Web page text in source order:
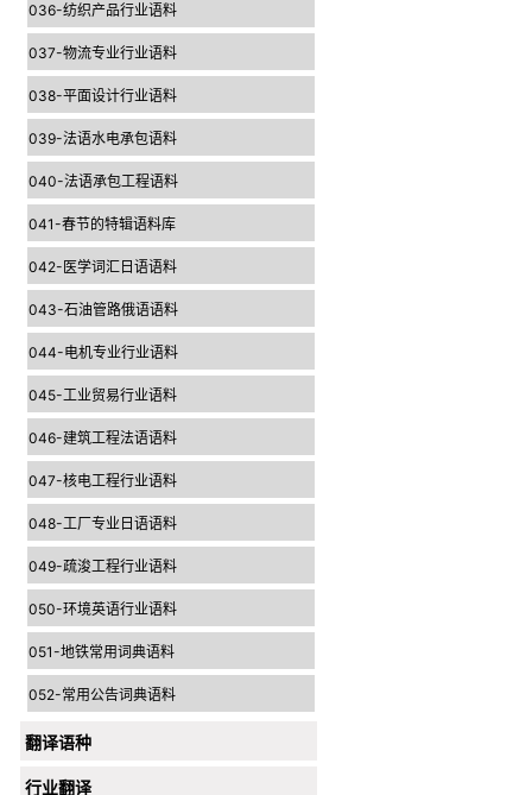
036-纺织产品行业语料
037-物流专业行业语料
038-平面设计行业语料
039-法语水电承包语料
040-法语承包工程语料
041-春节的特辑语料库
042-医学词汇日语语料
043-石油管路俄语语料
044-电机专业行业语料
045-工业贸易行业语料
046-建筑工程法语语料
047-核电工程行业语料
048-工厂专业日语语料
049-疏浚工程行业语料
050-环境英语行业语料
051-地铁常用词典语料
052-常用公告词典语料
翻译语种
行业翻译